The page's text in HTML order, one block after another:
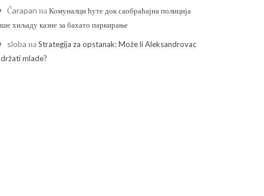
Čarapan наКомуналци ћуте док саобраћајна полиција
хиљаду казне за бахато паркирање
sloba наStrategija za opstanak: Može li Aleksandrovac
mlade?